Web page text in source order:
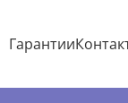
Гарантии